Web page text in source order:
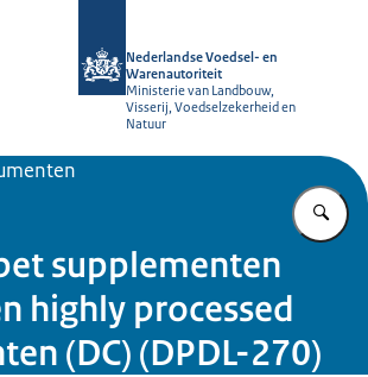
Nederlandse Voedsel- en
Warenautoriteit
Ministerie van Landbouw,
Visserij, Voedselzekerheid en
Natuur
supplementen
highly processed
(DC) (DPDL-270)